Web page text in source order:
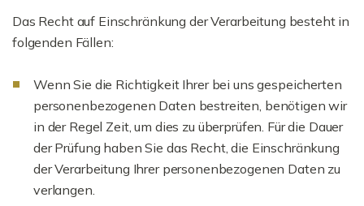
Das Recht auf Einschränkung der Verarbeitung besteht in
folgenden Fällen:
Wenn Sie die Richtigkeit Ihrer bei uns gespeicherten
personenbezogenen Daten bestreiten, benötigen wir
in der Regel Zeit, um dies zu überprüfen. Für die Dauer
der Prüfung haben Sie das Recht, die Einschränkung
der Verarbeitung Ihrer personenbezogenen Daten zu
verlangen.